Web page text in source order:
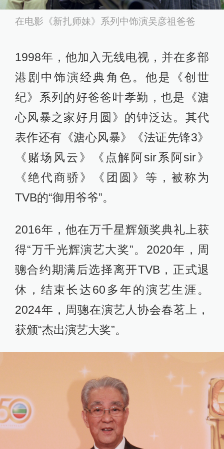
在电影《新扎师妹》系列中饰演吴彦祖爸爸
1998年，他加入无线电视，并在多部
港剧中饰演经典角色。他是《创世
纪》系列的好爸爸叶孝勤，也是《溏
心风暴之家好月圆》的钟泛达。其代
表作还有《溏心风暴》《法证先锋3》
《赌场风云》《点解阿sir系阿sir》
《绝代商骄》《团圆》等，被称为
TVB的“御用爷爷”。
2016年，他在万千星辉颁奖典礼上获
得“万千光辉演艺大奖”。2020年，周
骢合约期满后选择离开TVB，正式退
休，结束长达60多年的演艺生涯。
2024年，周骢在演艺人协会春茗上，
获颁“杰出演艺大奖”。